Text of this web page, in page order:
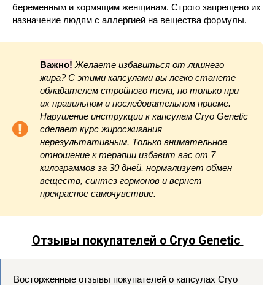
беременным и кормящим женщинам. Строго запрещено их
назначение людям с аллергией на вещества формулы.
Важно! Желаете избавиться от лишнего
жира? С этими капсулами вы легко станете
обладателем стройного тела, но только при
их правильном и последовательном приеме.
Нарушение инструкции к капсулам Cryo Genetic
сделает курс жиросжигания
нерезультативным. Только внимательное
отношение к терапии избавит вас от 7
килограммов за 30 дней, нормализует обмен
веществ, синтез гормонов и вернет
прекрасное самочувствие.
Отзывы покупателей о Cryo Genetic
Восторженные отзывы покупателей о капсулах Cryo